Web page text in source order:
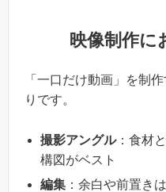
映像制作に
「一口だけ動画」を制
りです。
撮影アングル：食材
構図がベスト
編集 ：余白や前置き